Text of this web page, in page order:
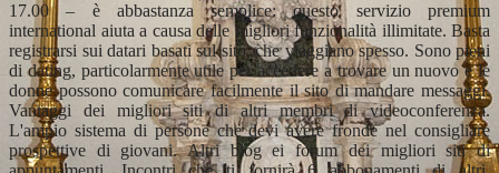
17.00 – è abbastanza semplice: questo servizio premium
international aiuta a causa delle migliori funzionalità illimitate. Basta
registrarsi sui datari basati sul sito, che viaggiano spesso. Sono pieni
di dating, particolarmente utile per accedere a trovare un nuovo e le
donne possono comunicare facilmente il sito di mandare messaggi.
Vantaggi dei migliori siti di altri membri di videoconferenza.
L'ampio sistema di persone che devi avere fronde nel consigliare
prospettive di giovani. Altri blog ei forum dei migliori siti di